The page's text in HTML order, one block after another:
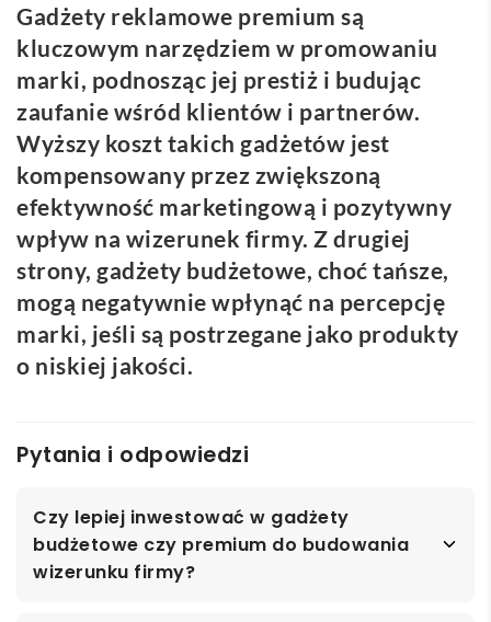
Gadżety reklamowe premium są
kluczowym narzędziem w promowaniu
marki, podnosząc jej prestiż i budując
zaufanie wśród klientów i partnerów.
Wyższy koszt takich gadżetów jest
kompensowany przez zwiększoną
efektywność marketingową i pozytywny
wpływ na wizerunek firmy. Z drugiej
strony, gadżety budżetowe, choć tańsze,
mogą negatywnie wpłynąć na percepcję
marki, jeśli są postrzegane jako produkty
o niskiej jakości.
Pytania i odpowiedzi
Czy lepiej inwestować w gadżety
budżetowe czy premium do budowania
wizerunku firmy?